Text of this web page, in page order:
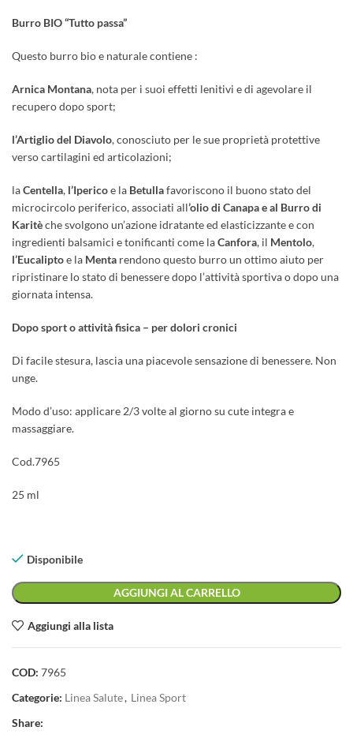
Burro BIO “Tutto passa”
Questo burro bio e naturale contiene :
Arnica Montana, nota per i suoi effetti lenitivi e di agevolare il
recupero dopo sport;
l’Artiglio del Diavolo, conosciuto per le sue proprietà protettive
verso cartilagini ed articolazioni;
laCentella, l’Ipericoe la Betullafavoriscono il buono stato del
microcircolo periferico, associati all’olio di Canapa e al Burro di
Karitèche svolgono un’azione idratante ed elasticizzante e con
ingredienti balsamici e tonificanti come laCanfora, il Mentolo,
l’Eucaliptoe la Menta rendono questo burro un ottimo aiuto per
ripristinare lo stato di benessere dopo l’attività sportiva o dopo una
giornata intensa.
Dopo sport o attività fisica – per dolori cronici
Di facile stesura, lascia una piacevole sensazione di benessere. Non
unge.
Modo d’uso: applicare 2/3 volte al giorno su cute integra e
massaggiare.
Cod.7965
25 ml
Disponibile
AGGIUNGI AL CARRELLO
Aggiungi alla lista
COD: 7965
Categorie: Linea Salute, Linea Sport
Share: